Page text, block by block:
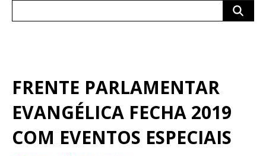
FRENTE PARLAMENTAR
EVANGÉLICA FECHA 2019
COM EVENTOS ESPECIAIS